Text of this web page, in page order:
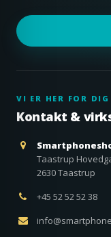
VI ER HER FOR DIG
Kontakt &
Taastrup
2630 Taastrup
+45 52 52 52 38